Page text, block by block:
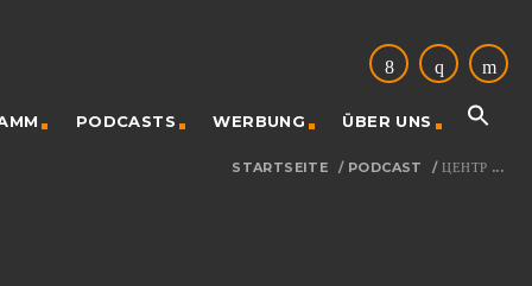
PODCASTS WERBUNG ÜBER UNS
STARTSEITE / PODCAST / ЦЕНТР ...